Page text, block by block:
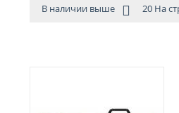
В наличии выше 20 На